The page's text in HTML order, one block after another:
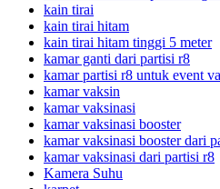
kain tirai
kain tirai hitam
kain tirai hitam tinggi 5 meter
kamar ganti dari partisi r8
kamar partisi r8 untuk event
kamar vaksin
kamar vaksinasi
kamar vaksinasi booster
kamar vaksinasi booster dari
kamar vaksinasi dari partisi r8
Kamera Suhu